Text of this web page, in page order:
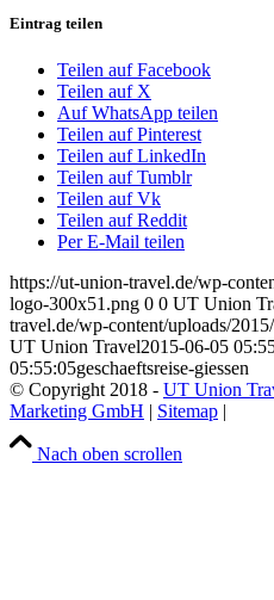
Eintrag teilen
Teilen auf Facebook
Teilen auf X
Auf WhatsApp teilen
Teilen auf Pinterest
Teilen auf LinkedIn
Teilen auf Tumblr
Teilen auf Vk
Teilen auf Reddit
Per E-Mail teilen
https://ut-union-travel.de/wp-
logo-300x51.png 0 0 UT Union
travel.de/wp-content/uploads/
UT Union Travel2015-06-05
05:55:05geschaeftsreise-giessen
© Copyright 2018 - UT Union
Marketing GmbH | Sitemap |
Nach oben scrollen